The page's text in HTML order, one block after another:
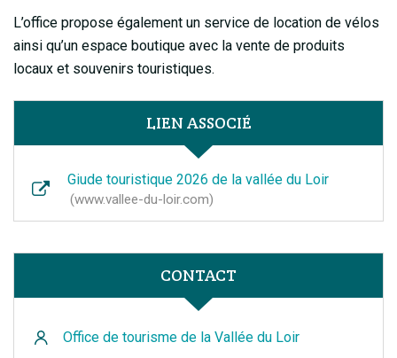
L’office propose également un service de location de vélos
ainsi qu’un espace boutique avec la vente de produits
locaux et souvenirs touristiques.
LIEN ASSOCIÉ
Giude touristique 2026 de la vallée du Loir
www.vallee-du-loir.com
CONTACT
Office de tourisme de la Vallée du Loir